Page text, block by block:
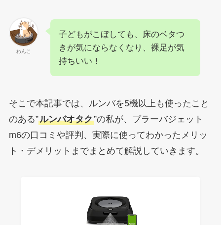
わんこ
子どもがこぼしても、床のベタつ
きが気にならなくなり、裸足が気
持ちいい！
そこで本記事では、ルンバを5機以上も使ったこと
のある”ルンバオタク”の私が、ブラーバジェット
m6の口コミや評判、実際に使ってわかったメリッ
ト・デメリットまでまとめて解説していきます。